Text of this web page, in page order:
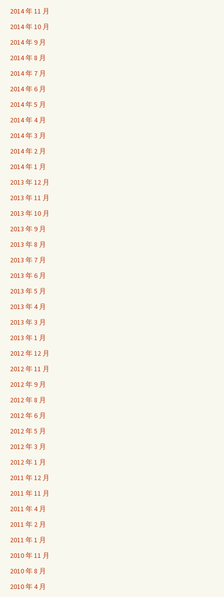
2014 年 11 月
2014 年 10 月
2014 年 9 月
2014 年 8 月
2014 年 7 月
2014 年 6 月
2014 年 5 月
2014 年 4 月
2014 年 3 月
2014 年 2 月
2014 年 1 月
2013 年 12 月
2013 年 11 月
2013 年 10 月
2013 年 9 月
2013 年 8 月
2013 年 7 月
2013 年 6 月
2013 年 5 月
2013 年 4 月
2013 年 3 月
2013 年 1 月
2012 年 12 月
2012 年 11 月
2012 年 9 月
2012 年 8 月
2012 年 6 月
2012 年 5 月
2012 年 3 月
2012 年 1 月
2011 年 12 月
2011 年 11 月
2011 年 4 月
2011 年 2 月
2011 年 1 月
2010 年 11 月
2010 年 8 月
2010 年 4 月